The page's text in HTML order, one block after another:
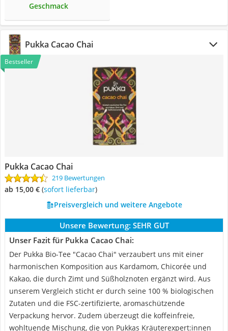
Geschmack
Pukka Cacao Chai
Bestseller
Pukka Cacao Chai
219 Bewertungen
ab 15,00 € ( Sofort lieferbar)
Preisvergleich und weitere Angebote
Unsere Bewertung: SEHR GUT
Unser Fazit für Pukka Cacao Chai:
Der Pukka Bio-Tee "Cacao Chai" verzaubert uns mit einer
harmonischen Komposition aus Kardamom, Chicorée und
Kakao, die durch Zimt und Süßholznoten ergänzt wird. Aus
unserem Vergleich sticht er durch seine 100 % biologischen
Zutaten und die FSC-zertifizierte, aromaschützende
Verpackung hervor. Zudem überzeugt die koffeinfreie,
wohltuende Mischung, die von Pukkas Kräuterexpert:innen